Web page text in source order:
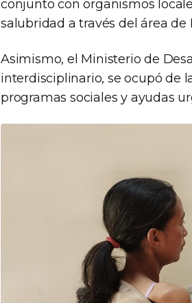
conjunto con organismos
salubridad a través del área de
Asimismo, el Ministerio de
interdisciplinario, se ocupó de
programas sociales y ayudas